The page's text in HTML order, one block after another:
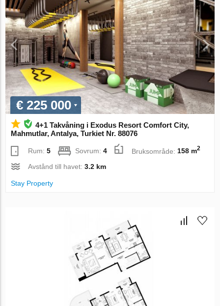
€ 225 000
4+1 Takvåning i Exodus Resort Comfort City,
Mahmutlar, Antalya, Turkiet Nr. 88076
Rum:5 Sovrum:4 Bruksområde:158 m2
Avstånd till havet:3.2 km
Stay Property